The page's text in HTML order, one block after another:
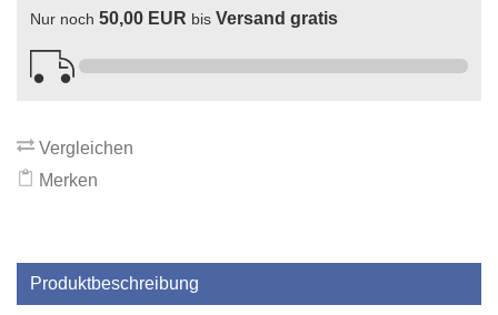
Nur noch 50,00 EUR bis Versand gratis
Vergleichen
Merken
Produktbeschreibung